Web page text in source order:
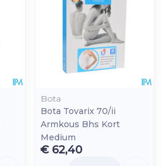
Bota
Bota Tovarix 70/ii
Armkous Bhs Kort
Medium
€ 62,40